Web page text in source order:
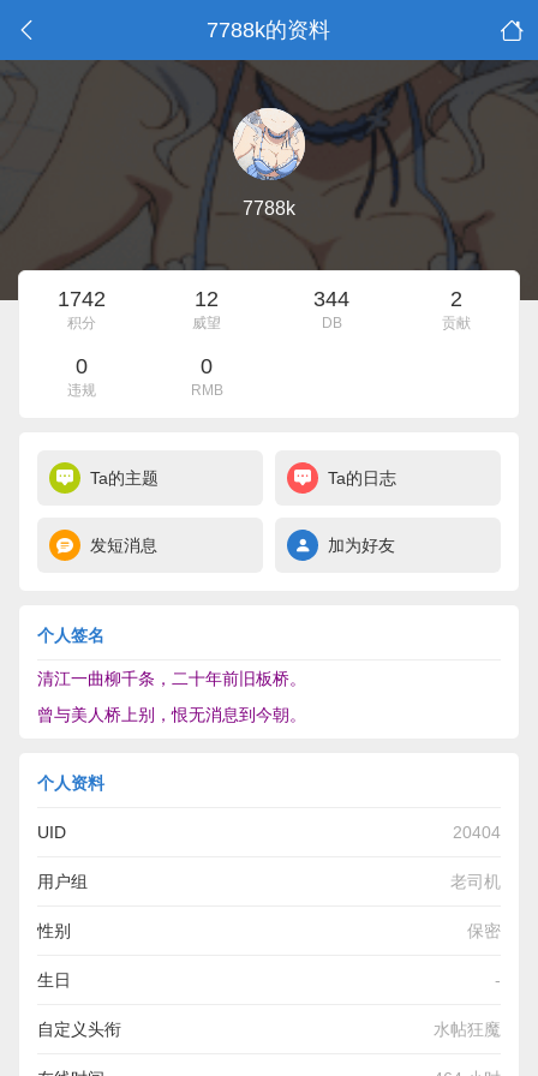
7788k的资料
7788k
1742
积分
12
威望
344
DB
2
贡献
0
违规
0
RMB
Ta的主题 Ta的日志
发短消息 加为好友
个人签名
清江一曲柳千条，二十年前旧板桥。
曾与美人桥上别，恨无消息到今朝。
个人资料
UID 20404
用户组 老司机
性别 保密
生日 -
自定义头衔 水帖狂魔